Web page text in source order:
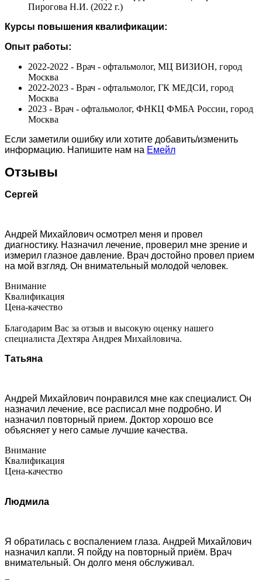
Пирогова Н.И. (2022 г.)
Курсы повышения квалификации:
Опыт работы:
2022-2022 - Врач - офтальмолог, МЦ ВИЗИОН, город
Москва
2022-2023 - Врач - офтальмолог, ГК МЕДСИ, город
Москва
2023 - Врач - офтальмолог, ФНКЦ ФМБА России, город
Москва
Если заметили ошибку или хотите добавить/изменить
информацию. Напишите нам на Емейл
Отзывы
Сергей
Андрей Михайлович осмотрел меня и провел
диагностику. Назначил лечение, проверил мне зрение и
измерил глазное давление. Врач достойно провел прием
на мой взгляд. Он внимательный молодой человек.
Внимание
Квалификация
Цена-качество
Благодарим Вас за отзыв и высокую оценку нашего
специалиста Дехтяра Андрея Михайловича.
Татьяна
Андрей Михайлович понравился мне как специалист. Он
назначил лечение, все расписал мне подробно. И
назначил повторный прием. Доктор хорошо все
объясняет у него самые лучшие качества.
Внимание
Квалификация
Цена-качество
Людмила
Я обратилась с воспалением глаза. Андрей Михайлович
назначил капли. Я пойду на повторный приём. Врач
внимательный. Он долго меня обслуживал.